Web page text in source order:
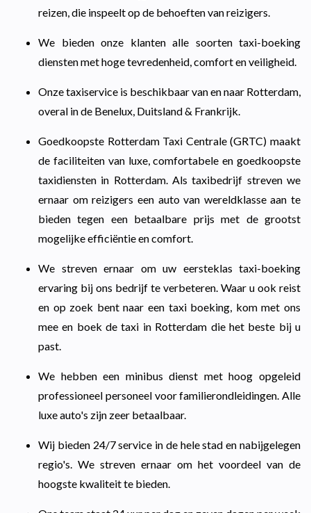
reizen, die inspeelt op de behoeften van reizigers.
We bieden onze klanten alle soorten taxi-boeking
diensten met hoge tevredenheid, comfort en veiligheid.
Onze taxiservice is beschikbaar van en naar Rotterdam,
overal in de Benelux, Duitsland & Frankrijk.
Goedkoopste Rotterdam Taxi Centrale (GRTC) maakt
de faciliteiten van luxe, comfortabele en goedkoopste
taxidiensten in Rotterdam. Als taxibedrijf streven we
ernaar om reizigers een auto van wereldklasse aan te
bieden tegen een betaalbare prijs met de grootst
mogelijke efficiëntie en comfort.
We streven ernaar om uw eersteklas taxi-boeking
ervaring bij ons bedrijf te verbeteren. Waar u ook reist
en op zoek bent naar een taxi boeking, kom met ons
mee en boek de taxi in Rotterdam die het beste bij u
past.
We hebben een minibus dienst met hoog opgeleid
professioneel personeel voor familierondleidingen. Alle
luxe auto's zijn zeer betaalbaar.
Wij bieden 24/7 service in de hele stad en nabijgelegen
regio's. We streven ernaar om het voordeel van de
hoogste kwaliteit te bieden.